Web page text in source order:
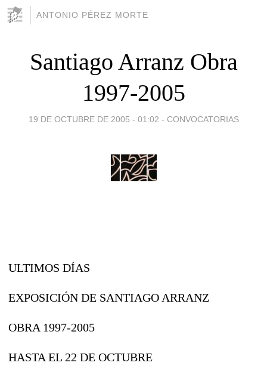
ANTONIO PÉREZ MORTE
Santiago Arranz Obra
1997-2005
19 DE OCTUBRE DE 2005 - 01:02 - CONVOCATORIAS
ULTIMOS DÍAS
EXPOSICIÓN DE SANTIAGO ARRANZ
OBRA 1997-2005
HASTA EL 22 DE OCTUBRE